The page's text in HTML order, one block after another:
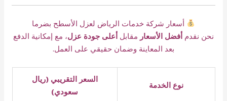
أسعار شركة خدمات الرياض لعزل الأسطح بضرما
نحن نقدم أفضل الأسعار مقابل أعلى جودة عزل، مع إمكانية الدفع
بعد المعاينة وضمان حقيقي على العمل.
نوع الخدمة
السعر التقريبي (ريال
سعودي)